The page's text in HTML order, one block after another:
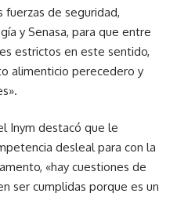
fuerzas de seguridad,
y Senasa, para que entre
estrictos en este sentido,
alimenticio perecedero y
Inym destacó que le
desleal para con la
«hay cuestiones de
ser cumplidas porque es un